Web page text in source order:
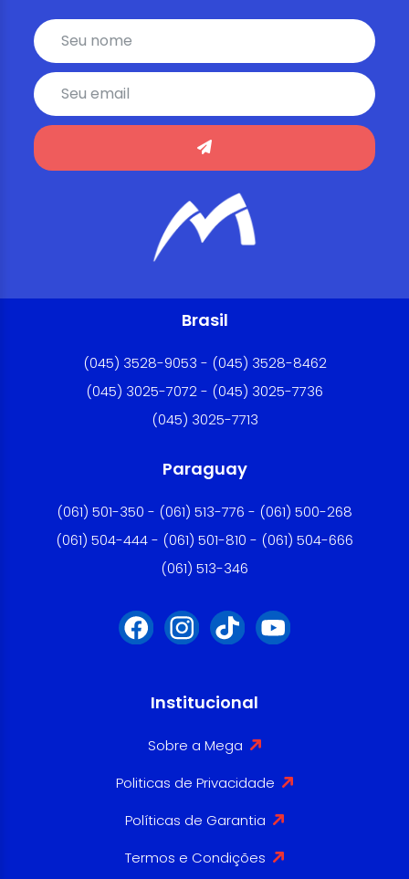
Brasil
(045) 3528-9053 - (045) 3528-8462
(045) 3025-7072 - (045) 3025-7736
(045) 3025-7713
Paraguay
(061) 501-350 - (061) 513-776 - (061) 500-268
(061) 504-444 - (061) 501-810 - (061) 504-666
(061) 513-346
Institucional
Sobre a Mega
Politicas de Privacidade
Políticas de Garantia
Termos e Condições